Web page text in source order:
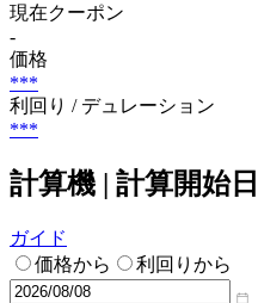
現在クーポン
-
価格
***
利回り / デュレーション
***
計算機 | 計算開始日
ガイド
価格から
利回りから